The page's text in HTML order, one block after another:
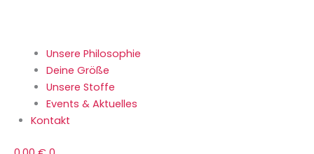
Unsere Philosophie
Deine Größe
Unsere Stoffe
Events & Aktuelles
Kontakt